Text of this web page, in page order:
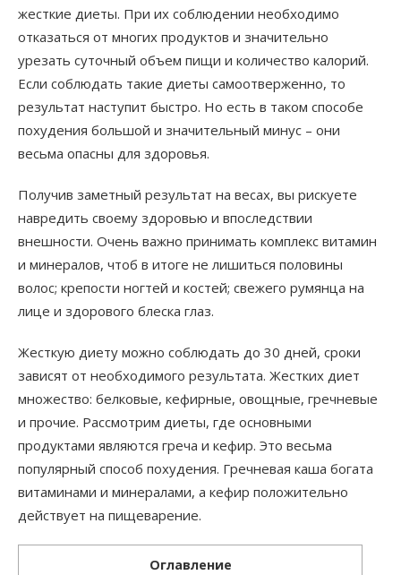
жесткие диеты. При их соблюдении необходимо
отказаться от многих продуктов и значительно
урезать суточный объем пищи и количество калорий.
Если соблюдать такие диеты самоотверженно, то
результат наступит быстро. Но есть в таком способе
похудения большой и значительный минус – они
весьма опасны для здоровья.
Получив заметный результат на весах, вы рискуете
навредить своему здоровью и впоследствии
внешности. Очень важно принимать комплекс витамин
и минералов, чтоб в итоге не лишиться половины
волос; крепости ногтей и костей; свежего румянца на
лице и здорового блеска глаз.
Жесткую диету можно соблюдать до 30 дней, сроки
зависят от необходимого результата. Жестких диет
множество: белковые, кефирные, овощные, гречневые
и прочие. Рассмотрим диеты, где основными
продуктами являются греча и кефир. Это весьма
популярный способ похудения. Гречневая каша богата
витаминами и минералами, а кефир положительно
действует на пищеварение.
Оглавление